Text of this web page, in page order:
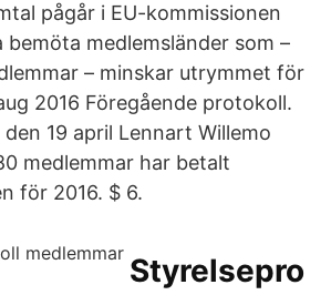
pågår i EU-kommissionen
bemöta medlemsländer som –
– minskar utrymmet för
2016 Föregående protokoll.
19 april Lennart Willemo
medlemmar har betalt
för 2016. $ 6.
Styrelsepro